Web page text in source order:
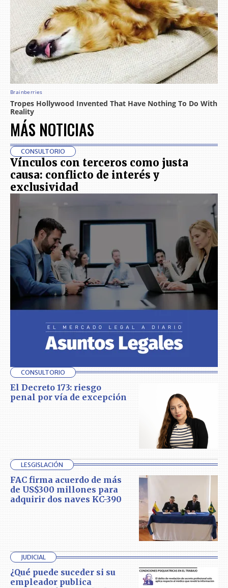
MÁS NOTICIAS
CONSULTORIO
Vínculos con terceros como justa
causa: conflicto de interés y
exclusividad
CONSULTORIO
El Decreto 173: riesgo
penal por vía de excepción
LESGISLACIÓN
FAC firma acuerdo de más
de US$300 millones para
adquirir dos naves KC-390
JUDICIAL
¿Qué puede suceder si su
empleador publica